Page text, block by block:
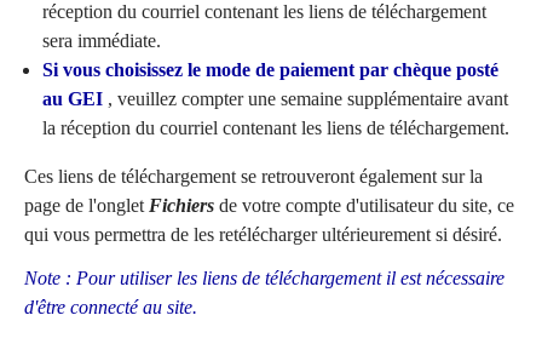
réception du courriel contenant les liens de téléchargement
sera immédiate.
Si vous choisissez le mode de paiement par chèque posté
au GEI , veuillez compter une semaine supplémentaire avant
la réception du courriel contenant les liens de téléchargement.
Ces liens de téléchargement se retrouveront également sur la
page de l'onglet Fichiers de votre compte d'utilisateur du site, ce
qui vous permettra de les retélécharger ultérieurement si désiré.
Note : Pour utiliser les liens de téléchargement il est nécessaire
d'être connecté au site.